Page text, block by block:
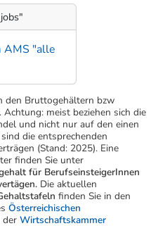
AMS "alle
den Bruttogehältern bzw
meist beziehen sich die
und nicht nur auf den einen
die entsprechenden
(Stand: 2025). Eine
finden Sie unter
für BerufseinsteigerInnen
Die aktuellen
finden Sie in den
Österreichischen
der Wirtschaftskammer